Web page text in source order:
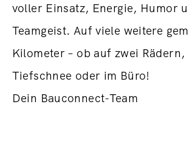
voller Einsatz, Energie, Humor
Teamgeist. Auf viele weitere
Kilometer – ob auf zwei Rädern,
Tiefschnee oder im Büro!
Dein Bauconnect-Team